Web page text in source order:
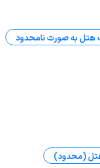
هتل به صورت نامحدود
(محدود)